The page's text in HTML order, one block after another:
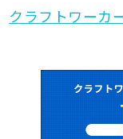
クラフトワーカ